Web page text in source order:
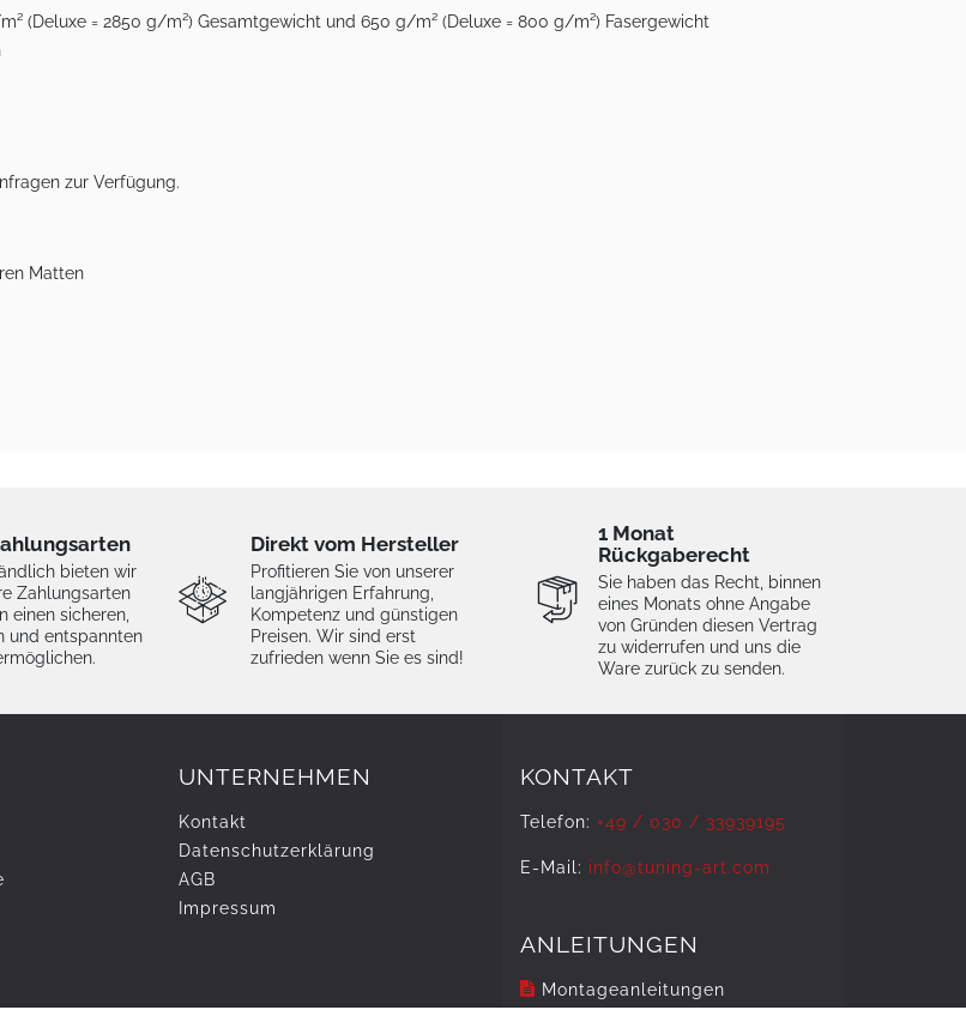
(Deluxe = 2850 g/m²) Gesamtgewicht und 650 g/m² (Deluxe = 800 g/m²) Fasergewicht
zur Verfügung.
Matten
bieten wir
Zahlungsarten
einen sicheren,
und entspannten
Direkt vom Hersteller
Profitieren Sie von unserer
langjährigen Erfahrung,
Kompetenz und günstigen
Preisen. Wir sind erst
zufrieden wenn Sie es sind!
1 Monat
Rückgaberecht
Sie haben das Recht, binnen
eines Monats ohne Angabe
von Gründen diesen Vertrag
zu widerrufen und uns die
Ware zurück zu senden.
UNTERNEHMEN
Kontakt
Daten­schutz­erklärung
AGB
Impressum
KONTAKT
Telefon: +49 / 030 / 33939195
E-Mail: info@tuning-art.com
ANLEITUNGEN
Montageanleitungen